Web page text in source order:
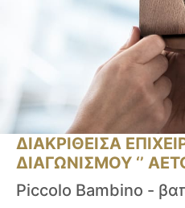
ΔΙΑΚΡΙΘΕΙΣΑ
ΔΙΑΓΩΝΙΣΜΟΥ ‘’
Piccolo Bambino -